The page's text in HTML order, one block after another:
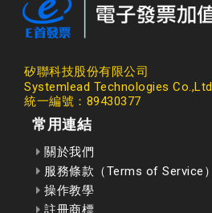
矽聯科技股份有限公司
Systemlead Technologies Co.,Ltd
統一編號：89430377
常用連結
關於我們
服務條款（Terms of Service）
操作教學
註冊商標